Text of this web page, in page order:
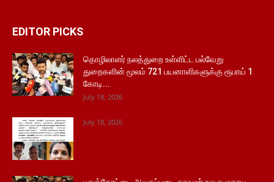
EDITOR PICKS
தொழிலாளர் நலத்துறை உள்ளிட்ட பல்வேறு
துறைகளின் மூலம் 721 பயனாளிகளுக்கு ரூபாய் 1
கோடி...
July 18, 2026
July 18, 2026